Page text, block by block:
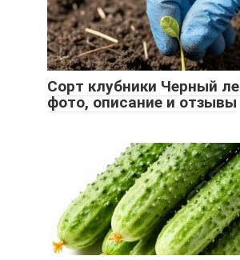
Сорт клубники Черный
фото, описание и отзывы